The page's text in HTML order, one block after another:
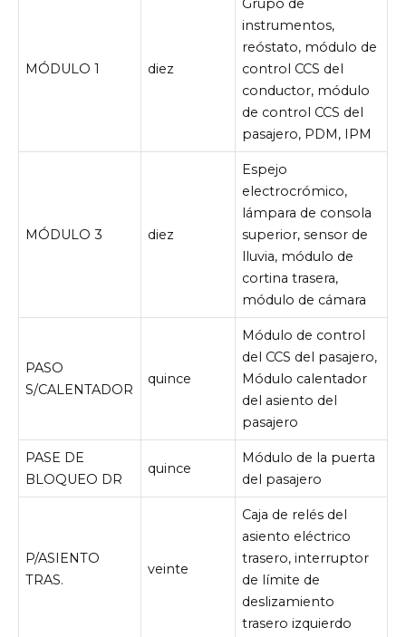
MÓDULO 1 diez
Grupo de
instrumentos,
reóstato, módulo de
control CCS del
conductor, módulo
de control CCS del
pasajero, PDM, IPM
MÓDULO 3 diez
Espejo
electrocrómico,
lámpara de consola
superior, sensor de
lluvia, módulo de
cortina trasera,
módulo de cámara
PASO
S/CALENTADOR
quince
Módulo de control
del CCS del pasajero,
Módulo calentador
del asiento del
pasajero
PASE DE
BLOQUEO DR
quince
Módulo de la puerta
del pasajero
P/ASIENTO
TRAS.
veinte
Caja de relés del
asiento eléctrico
trasero, interruptor
de límite de
deslizamiento
trasero izquierdo